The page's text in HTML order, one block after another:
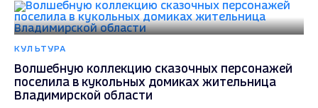
КУЛЬТУРА
Волшебную коллекцию сказочных персонажей
поселила в кукольных домиках жительница
Владимирской области